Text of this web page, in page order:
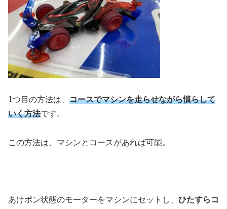
1つ目の方法は、 コースでマシンを走らせながら慣らして
いく方法です。
この方法は、マシンとコースがあれば可能。
あけポン状態のモーターをマシンにセットし、 ひたすらコ